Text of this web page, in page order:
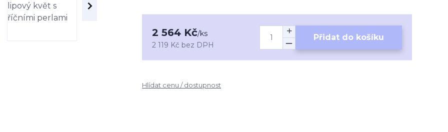
2 564 Kč/ks
2 119 Kč bez DPH
Přidat do košíku
Hlídat cenu / dostupnost